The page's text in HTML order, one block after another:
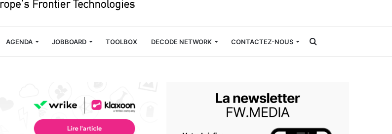
AGENDA JOBBOARD TOOLBOX DECODE NETWORK CONTACTEZ-NOUS Rechercher